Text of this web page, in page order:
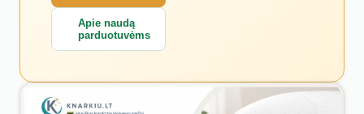
Apie naudą
parduotuvėms